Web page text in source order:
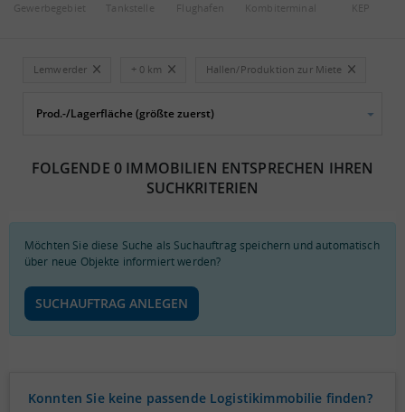
Gewerbe­gebiet Tankstelle Flughafen Kombi­terminal KEP
Lemwerder + 0 km Hallen/Produktion zur Miete
FOLGENDE 0 IMMOBILIEN ENTSPRECHEN IHREN
SUCHKRITERIEN
Möchten Sie diese Suche als Suchauftrag speichern und automatisch
über neue Objekte informiert werden?
SUCHAUFTRAG ANLEGEN
Konnten Sie keine passende Logistikimmobilie finden?